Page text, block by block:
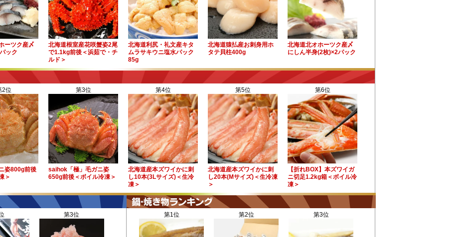
ーツク産〆
ック
北海道根室産花咲蟹姿2尾
で1.1kg前後＜浜茹で・チ
ルド＞
北海道利尻・礼文産キタ
ムラサキウニ塩水パック
85g
北海道猿払産お刺身用ホ
タテ貝柱400g
北海道北オホーツク産〆
にしん半身(2枚)×2パック
2位
姿800g前後
＞
第3位
saihok「極」毛ガニ姿
650g前後＜ボイル冷凍＞
第4位
北海道産本ズワイかに刺
し10本(3Lサイズ)＜生冷
凍＞
第5位
北海道産本ズワイかに刺
し20本(Mサイズ)＜生冷凍
＞
第6位
【折れBOX】本ズワイガ
ニ切足1.2kg箱＜ボイル冷
凍＞
第3位 第1位 第2位 第3位